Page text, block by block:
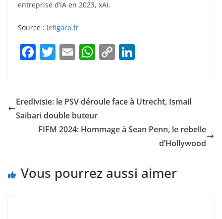
entreprise d’IA en 2023, xAI.
Source : lefigaro.fr
F
e
b
o
T
er
E
l
W
s
A
p
C
y
n
e
n
Eredivisie: le PSV déroule face à Utrecht, Ismail
Saibari double buteur
FIFM 2024: Hommage à Sean Penn, le rebelle
d’Hollywood
Vous pourrez aussi aimer